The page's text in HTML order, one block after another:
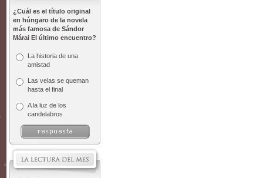
¿Cuál es el título original
en húngaro de la novela
más famosa de Sándor
Márai El último encuentro?
La historia de una
amistad
Las velas se queman
hasta el final
A la luz de los
candelabros